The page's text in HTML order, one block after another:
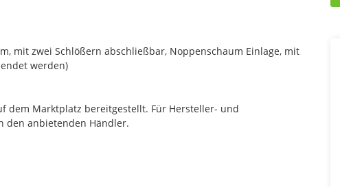
mit zwei Schlößern abschließbar, Noppenschaum Einlage, mit
werden)
dem Marktplatz bereitgestellt. Für Hersteller- und
den anbietenden Händler.